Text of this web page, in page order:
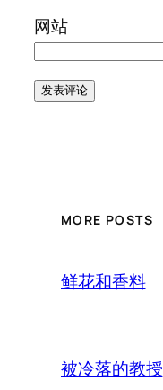
网站
MORE POSTS
鲜花和香料
被冷落的教授